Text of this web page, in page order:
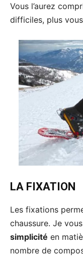
Vous l’aurez
difficiles, plus
LA FIXATION
Les fixations
chaussure. Je
simplicité en
nombre de